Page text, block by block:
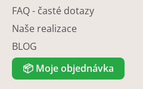
FAQ - časté dotazy
Naše realizace
BLOG
📦 Moje objednávka